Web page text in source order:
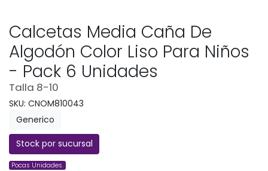
Calcetas Media Caña De
Algodón Color Liso Para Niños
- Pack 6 Unidades
Talla 8-10
SKU: CNOM810043
Generico
Stock por sucursal
Pocas Unidades.